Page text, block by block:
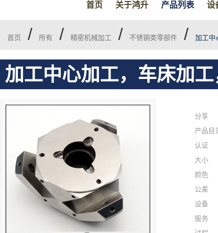
首页 关于鸿升 产品列表 设
首页 / 所有 / 精密机械加工 / 不锈钢类零部件 / 加工中
加工中心加工，车床加
分享
产品目
认证
大小
颜色
公差
设备
服务